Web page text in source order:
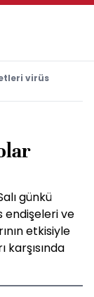
virüs
günkü
endişeleri ve
etkisiyle